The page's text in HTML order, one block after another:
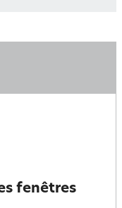
fenêtres